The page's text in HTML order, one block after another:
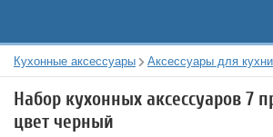
Кухонные аксессуары Аксессуары для кухни
Набор кухонных аксессуаров 7
цвет черный